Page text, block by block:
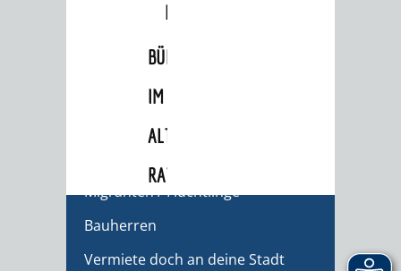
HAUS
BÜRGERSAAL
IM
ALTEN
RATHAUS
Kinder und Jugendliche
Menschen mit Behinderung
Migranten / Flüchtlinge
Bauherren
Vermiete doch an deine Stadt